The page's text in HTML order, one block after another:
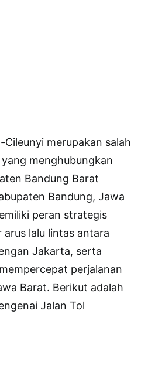
Cileunyi merupakan salah
menghubungkan
Bandung Barat
Bandung, Jawa
peran strategis
lalu lintas antara
Jakarta, serta
perjalanan
Barat. Berikut adalah
Jalan Tol